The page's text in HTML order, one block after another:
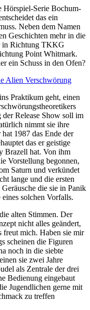
Hörspiel-Serie Bochum-
das ein
Neben dem Namen
Geschichten mehr in die
in Richtung TKKG
Point Whitmark.
ein Schuss in den Ofen?
Praktikum geht, einen
der Release Show soll im
nimmt sie ihre
1987 das Ende der
das er geistige
Brazell hat. Von ihm
Vorstellung begonnen,
Saturn und verkündet
lange und die ersten
die sie in Panik
solchen Vorfalls.
alten Stimmen. Der
nicht alles geändert,
freut mich. Haben sie mir
scheinen die Figuren
noch in die siebte
sie zwei Jahre
als Zentrale der drei
Bedienung eingebaut
Jugendlichen gerne mit
zu treffen